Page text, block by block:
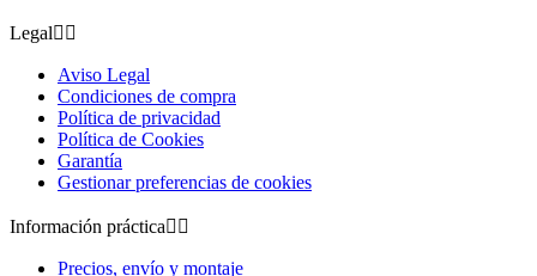
Legal 
Aviso Legal
Condiciones de compra
Política de privacidad
Política de Cookies
Garantía
Gestionar preferencias de cookies
Información práctica 
Precios, envío y montaje